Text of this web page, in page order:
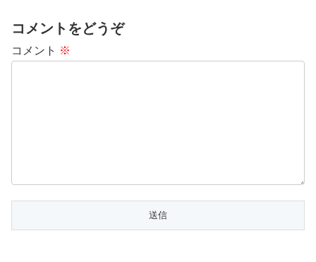
コメントをどうぞ
コメント ※